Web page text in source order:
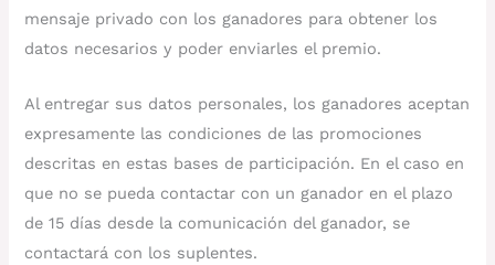
mensaje privado con los ganadores para obtener los
datos necesarios y poder enviarles el premio.
Al entregar sus datos personales, los ganadores aceptan
expresamente las condiciones de las promociones
descritas en estas bases de participación. En el caso en
que no se pueda contactar con un ganador en el plazo
de 15 días desde la comunicación del ganador, se
contactará con los suplentes.